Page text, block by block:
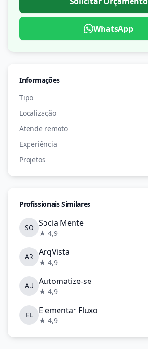
WhatsApp
Informações
Tipo
Localização
Atende remoto
Experiência
Projetos
Profissionais Similares
SO SocialMente
★ 4,9
AR ArqVista
★ 4,9
AU Automatize-se
★ 4,9
EL Elementar Fluxo
★ 4,9